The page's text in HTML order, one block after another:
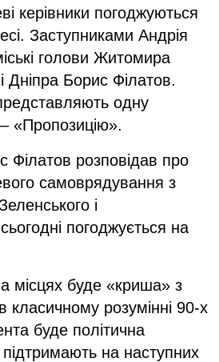
керівники погоджуються
Заступниками Андрія
голови Житомира
Дніпра Борис Філатов.
одну
«Пропозицію».
Філатов розповідав про
самоврядування з
і
погоджується на
місцях буде «криша» з
класичному розумінні 90-х
буде політична
на наступних